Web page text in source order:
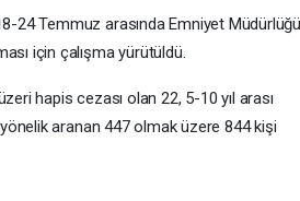
24 Temmuz arasında Emniyet Müdürlüğü
için çalışma yürütüldü.
hapis cezası olan 22, 5-10 yıl arası
aranan 447 olmak üzere 844 kişi